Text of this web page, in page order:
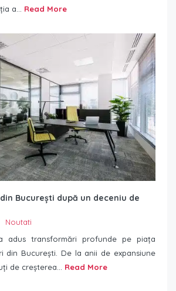
a... Read More
București după un deceniu de
Noutati
adus transformări profunde pe piața
din București. De la anii de expansiune
de creșterea... Read More